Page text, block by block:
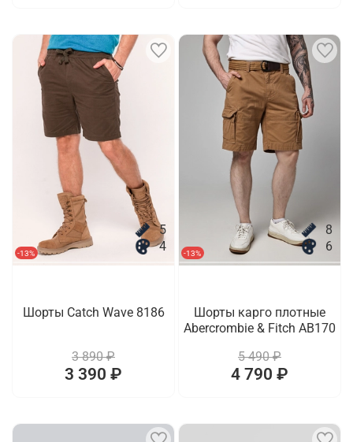
-13%
5
4
Шорты Catch Wave 8186
3 890 ₽
3 390 ₽
-13%
8
6
Шорты карго плотные
Abercrombie & Fitch AB170
5 490 ₽
4 790 ₽